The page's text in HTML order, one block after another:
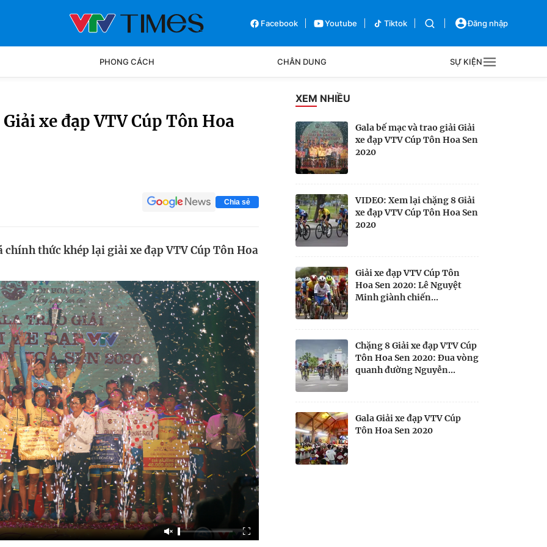
Facebook Youtube Tiktok Đăng nhập
PHONG CÁCH CHÂN DUNG SỰ KIỆN
Bên lề
xe đạp VTV Cúp Tôn Hoa
Chia sẻ
thức khép lại giải xe đạp VTV Cúp Tôn Hoa
XEM NHIỀU
Gala bế mạc và trao giải Giải
xe đạp VTV Cúp Tôn Hoa Sen
2020
VIDEO: Xem lại chặng 8 Giải
xe đạp VTV Cúp Tôn Hoa Sen
2020
Giải xe đạp VTV Cúp Tôn
Hoa Sen 2020: Lê Nguyệt
Minh giành chiến...
Chặng 8 Giải xe đạp VTV Cúp
Tôn Hoa Sen 2020: Đua vòng
quanh đường Nguyễn...
Gala Giải xe đạp VTV Cúp
Tôn Hoa Sen 2020